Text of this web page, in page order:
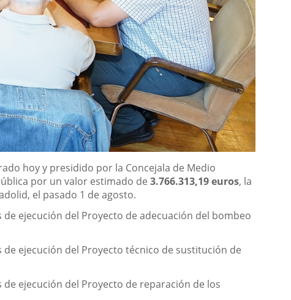
hoy y presidido por la Concejala de Medio
por un valor estimado de3.766.313,19 euros, la
el pasado 1 de agosto.
ejecución del Proyecto de adecuación del bombeo
ejecución del Proyecto técnico de sustitución de
ejecución del Proyecto de reparación de los